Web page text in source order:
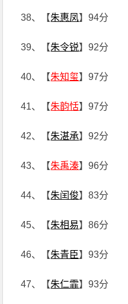
38、【朱惠凤】94分
39、【朱令锐】92分
40、【朱知玺】97分
41、【朱韵恬】97分
42、【朱湛承】92分
43、【朱禹溱】96分
44、【朱闰俊】83分
45、【朱相易】86分
46、【朱青臣】93分
47、【朱仁霏】93分